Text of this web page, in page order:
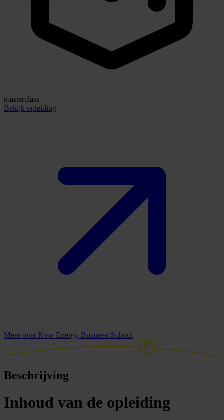
masterclass
Bekijk opleiding
Meer over New Energy Business School
Beschrijving
Inhoud van de opleiding